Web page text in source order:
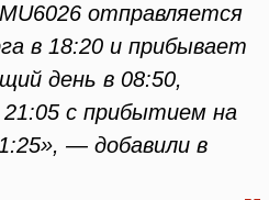
отправляется
в 18:20 и прибывает
день в 08:50,
с прибытием на
— добавили в